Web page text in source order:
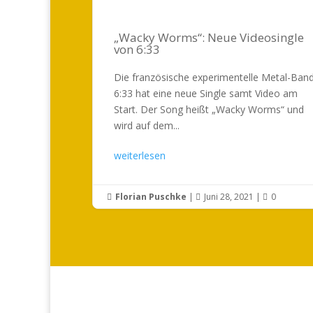
„Wacky Worms“: Neue Videosingle
von 6:33
Die französische experimentelle Metal-
6:33 hat eine neue Single samt Video am
Start. Der Song heißt „Wacky Worms“ und
wird auf dem...
weiterlesen
 Florian Puschke |  Juni 28, 2021 |  0